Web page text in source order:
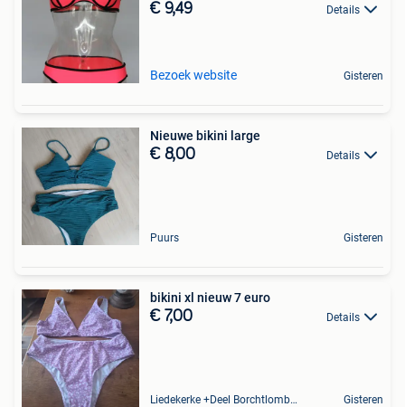
€ 9,49 Details
Bezoek website Gisteren
Nieuwe bikini large
€ 8,00 Details
Puurs Gisteren
bikini xl nieuw 7 euro
€ 7,00 Details
Liedekerke +Deel Borchtlombeek Gisteren